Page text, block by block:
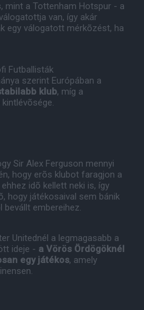
mint a Tottenham Hotspur - a
van, így akár
egy válogatott mérkõzést, ha
Futballisták
szerint Európában a
klub, míg a
Sir Alex Ferguson mennyi
hogy erõs klubot faragjon a
idõ kellett neki is, így
hogy játékosaival sem bánik
bevállt embereihez.
Unitednél a legmagasabb a
ideje - a Vörös Ördögöknél
egy játékos, amely